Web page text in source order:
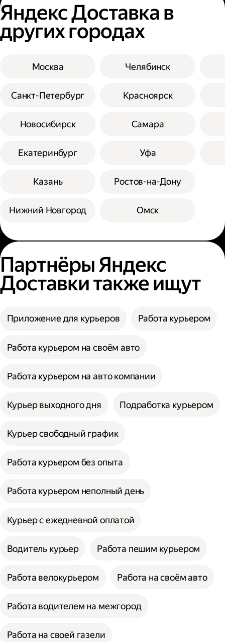
Яндекс Доставка в
других городах
Москва
Санкт-Петербург
Новосибирск
Екатеринбург
Казань
Нижний Новгород
Челябинск
Красноярск
Самара
Уфа
Ростов-на-Дону
Омск
Партнёры Яндекс
Доставки также ищут
Приложение для курьеров Работа курьером
Работа курьером на своём авто
Работа курьером на авто компании
Курьер выходного дня Подработка курьером
Курьер свободный график
Работа курьером без опыта
Работа курьером неполный день
Курьер с ежедневной оплатой
Водитель курьер Работа пешим курьером
Работа велокурьером Работа на своём авто
Работа водителем на межгород
Работа на своей газели